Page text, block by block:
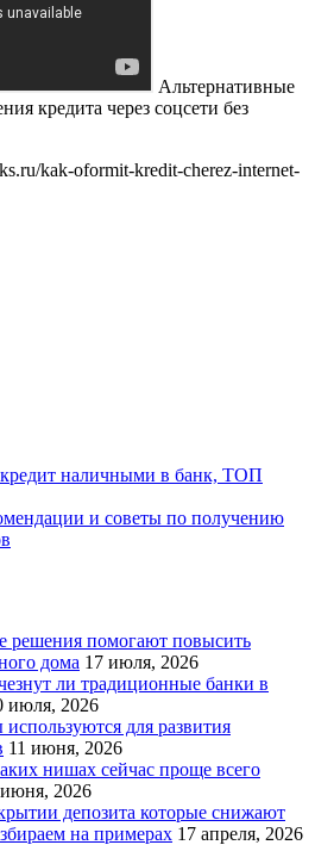
Альтернативные
кредита через соцсети без
kak-oformit-kredit-cherez-internet-
кредит наличными в банк, ТОП
и советы по получению
решения помогают повысить
дома 17 июля, 2026
ли традиционные банки в
июля, 2026
для развития
11 июня, 2026
нишах сейчас проще всего
2026
депозита которые снижают
на примерах 17 апреля, 2026